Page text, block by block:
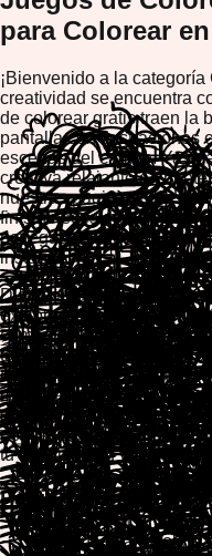
para Colorear
¡Bienvenido a la
creatividad se encuentra
de colorear gratis traen la
pantalla con ilustraciones
escenas del campo. Ya
creativa relajante o
nuestras páginas para
fin sin necesidad de
navegador en cualquier
instante.
Disfruta de los beneficios
exploras el mundo
compatible con
tabletas, teléfonos
con herramientas suaves
maestras coloridas,
diseños favoritos para
necesita experiencia
tu imaginación vuele en
Páginas Populares
Páginas para